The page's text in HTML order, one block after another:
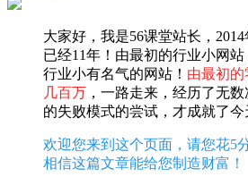
大家好，我是56课堂站长，
已经11年！由最初的行业小网
行业小有名气的网站！ 由最初的
几百万 ，一路走来，经历了无
的失败模式的尝试，才成就了今
欢迎您来到这个页面，请您花5
相信这篇文章能给您制造财富！